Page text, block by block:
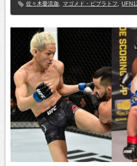
佐々木憂流迦
マゴメド・ビブラトフ